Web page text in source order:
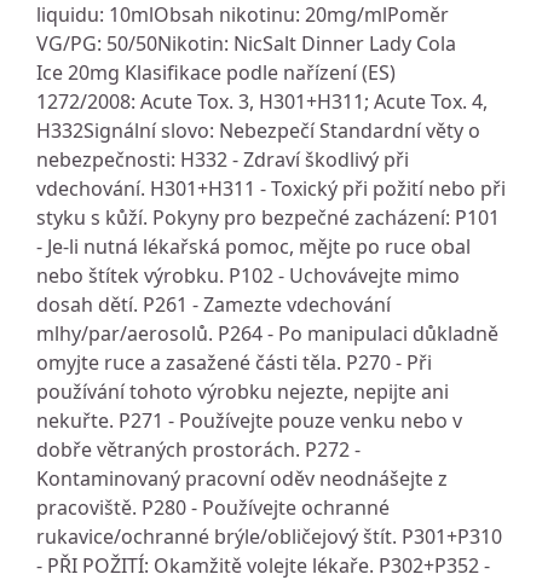
liquidu: 10mlObsah nikotinu: 20mg/mlPoměr
VG/PG: 50/50Nikotin: NicSalt Dinner Lady Cola
Ice 20mg Klasifikace podle nařízení (ES)
1272/2008: Acute Tox. 3, H301+H311; Acute Tox. 4,
H332Signální slovo: Nebezpečí Standardní věty o
nebezpečnosti: H332 - Zdraví škodlivý při
vdechování. H301+H311 - Toxický při požití nebo při
styku s kůží. Pokyny pro bezpečné zacházení: P101
- Je-li nutná lékařská pomoc, mějte po ruce obal
nebo štítek výrobku. P102 - Uchovávejte mimo
dosah dětí. P261 - Zamezte vdechování
mlhy/par/aerosolů. P264 - Po manipulaci důkladně
omyjte ruce a zasažené části těla. P270 - Při
používání tohoto výrobku nejezte, nepijte ani
nekuřte. P271 - Používejte pouze venku nebo v
dobře větraných prostorách. P272 -
Kontaminovaný pracovní oděv neodnášejte z
pracoviště. P280 - Používejte ochranné
rukavice/ochranné brýle/obličejový štít. P301+P310
- PŘI POŽITÍ: Okamžitě volejte lékaře. P302+P352 -